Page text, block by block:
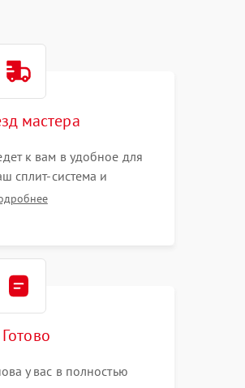
мастера
к вам в удобное для
сплит-система и
диагностики.
Готово
у вас в полностью